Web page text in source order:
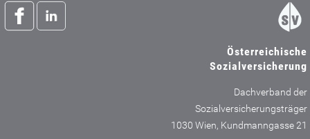
Österreichische
Sozialversicherung
Dachverband der
Sozialversicherungsträger
1030 Wien, Kundmanngasse 21